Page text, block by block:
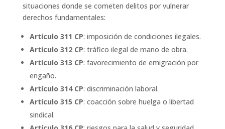
situaciones donde se cometen delitos por vulnerar
derechos fundamentales:
Artículo 311 CP: imposición de condiciones ilegales.
Artículo 312 CP: tráfico ilegal de mano de obra.
Artículo 313 CP: favorecimiento de emigración por
engaño.
Artículo 314 CP: discriminación laboral.
Artículo 315 CP: coacción sobre huelga o libertad
sindical.